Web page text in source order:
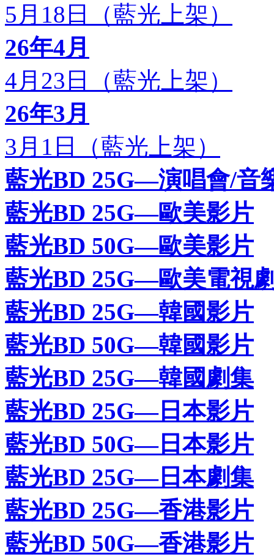
5月18日（藍光上架）
26年4月
4月23日（藍光上架）
26年3月
3月1日（藍光上架）
藍光BD 25G—演唱會/音
藍光BD 25G—歐美影片
藍光BD 50G—歐美影片
藍光BD 25G—歐美電視
藍光BD 25G—韓國影片
藍光BD 50G—韓國影片
藍光BD 25G—韓國劇集
藍光BD 25G—日本影片
藍光BD 50G—日本影片
藍光BD 25G—日本劇集
藍光BD 25G—香港影片
藍光BD 50G—香港影片